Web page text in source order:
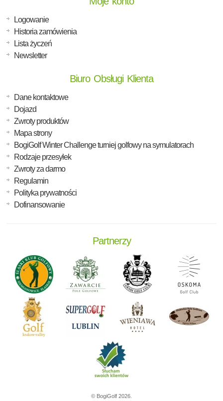
Logowanie
Historia zamówienia
Lista życzeń
Newsletter
Biuro Obsługi Klienta
Dane kontaktowe
Dojazd
Zwroty produktów
Mapa strony
BogiGolf Winter Challenge turniej golfowy na symulatorach
Rodzaje przesyłek
Zwroty za darmo
Regulamin
Polityka prywatności
Dofinansowanie
Partnerzy
© BogiGolf 2026.